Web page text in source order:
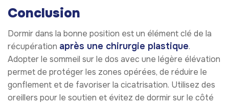
Conclusion
Dormir dans la bonne position est un élément clé de la
récupération après une chirurgie plastique.
Adopter le sommeil sur le dos avec une légère élévation
permet de protéger les zones opérées, de réduire le
gonflement et de favoriser la cicatrisation. Utilisez des
oreillers pour le soutien et évitez de dormir sur le côté